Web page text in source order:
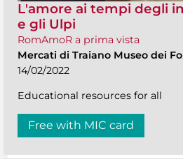
L'amore ai tempi degli
e gli Ulpi
RomAmoR a prima vista
Mercati di Traiano Museo dei
14/02/2022
Educational resources for all
Free with MIC card